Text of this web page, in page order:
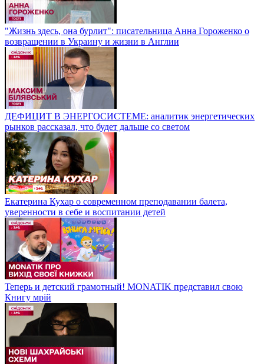
"Жизнь здесь, она бурлит": писательница Анна Гороженко о
возвращении в Украину и жизни в Англии
ДЕФИЦИТ В ЭНЕРГОСИСТЕМЕ: аналитик энергетических
рынков рассказал, что будет дальше со светом
Екатерина Кухар о современном преподавании балета,
уверенности в себе и воспитании детей
Теперь и детский грамотный! MONATIK представил свою
Книгу мрій